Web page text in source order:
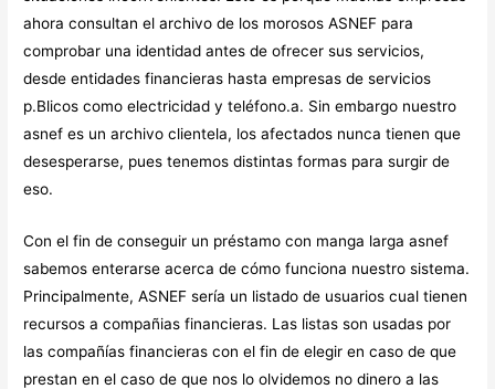
ahora consultan el archivo de los morosos ASNEF para
comprobar una identidad antes de ofrecer sus servicios,
desde entidades financieras hasta empresas de servicios
p.Blicos como electricidad y teléfono.a. Sin embargo nuestro
asnef es un archivo clientela, los afectados nunca tienen que
desesperarse, pues tenemos distintas formas para surgir de
eso.
Con el fin de conseguir un préstamo con manga larga asnef
sabemos enterarse acerca de cómo funciona nuestro sistema.
Principalmente, ASNEF serí­a un listado de usuarios cual tienen
recursos a compañias financieras. Las listas son usadas por
las compañías financieras con el fin de elegir en caso de que
prestan en el caso de que nos lo olvidemos no dinero a las